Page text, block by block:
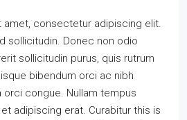
amet, consectetur adipiscing elit.
sollicitudin. Donec non odio
sollicitudin purus, quis rutrum
bibendum orci ac nibh
orci congue. Nullam tempus
adipiscing erat. Curabitur this is